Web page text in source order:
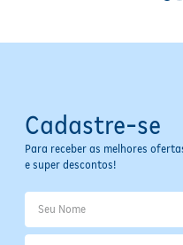
Textura: Gel creme
Indicação Dermatológica:
Composição: Octocrylene;
Homosalate; Ethylhexyl
Bis-Benzotriazolyl
Ethylhexyloxyphenol
Precauções
Uso externo;
Cadastre-se
Para receber as melhores
e super descontos!